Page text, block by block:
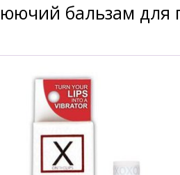
бальзам для